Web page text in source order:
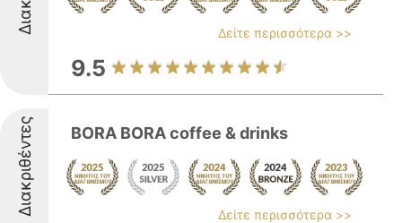
Δείτε περισσότερα >>
9.5
Διακριθέντες BORA BORA coffee & drinks
Δείτε περισσότερα >>